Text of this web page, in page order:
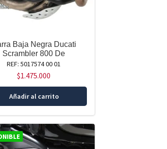
Baja Negra Ducati
Scrambler 800 De
REF: 5017574 00 01
$1.475.000
Añadir al carrito